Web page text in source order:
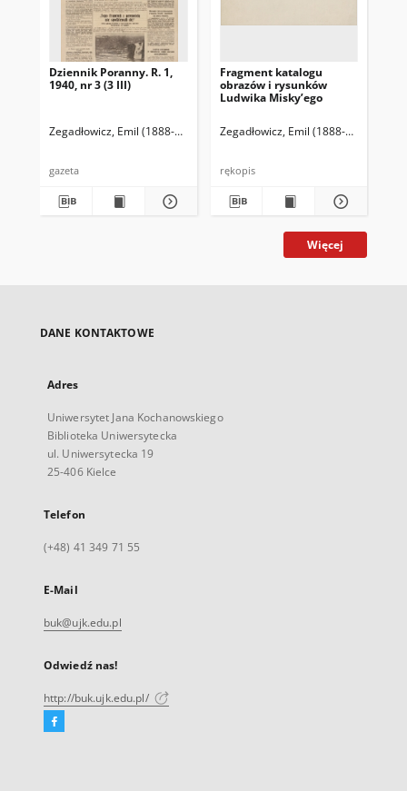
Dziennik Poranny. R. 1,
1940, nr 3 (3 III)
Zegadłowicz, Emil (1888-1941) Reischer Leopold (red. naczelny)
gazeta
Fragment katalogu
obrazów i rysunków
Ludwika Misky’ego
Zegadłowicz, Emil (1888-1941)
rękopis
Więcej
DANE KONTAKTOWE
Adres
Uniwersytet Jana Kochanowskiego
Biblioteka Uniwersytecka
ul. Uniwersytecka 19
25-406 Kielce
Telefon
(+48) 41 349 71 55
E-Mail
buk@ujk.edu.pl
Odwiedź nas!
http://buk.ujk.edu.pl/
Facebook